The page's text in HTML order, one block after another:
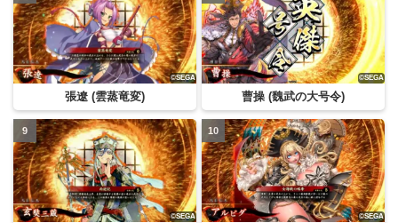
張遼 (雲蒸竜変) 曹操 (魏武の大号令)